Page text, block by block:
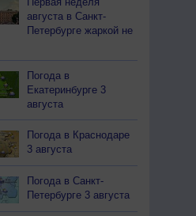
августа в Санкт-
Петербурге жаркой не
Погода в
Екатеринбурге 3
августа
Погода в Краснодаре
3 августа
Погода в Санкт-
Петербурге 3 августа